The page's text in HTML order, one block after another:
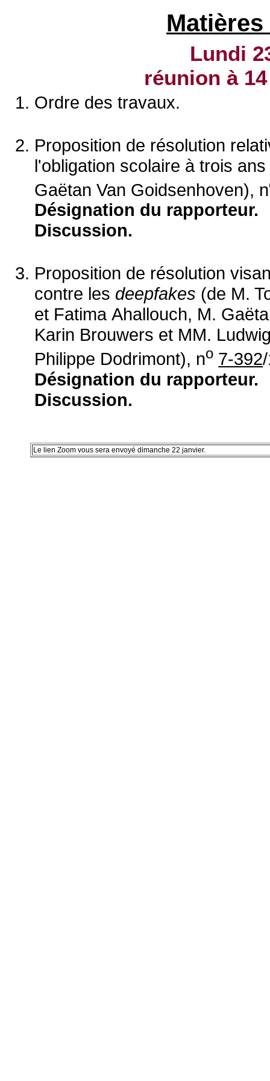
Lundi
réunion à
Ordre des travaux.
Proposition de résolution
l'obligation scolaire à trois
Gaëtan Van Goidsenhoven), n
Désignation du rapporteur.
Discussion.
Proposition de résolution
contre les deepfakes (de M.
et Fatima Ahallouch, M.
Karin Brouwers et MM.
Philippe Dodrimont), no 7-392
Désignation du rapporteur.
Discussion.
Le lien Zoom vous sera envoyé dimanche 22 janvier.